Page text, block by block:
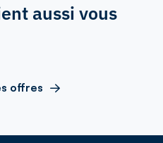
aussi vous
offres